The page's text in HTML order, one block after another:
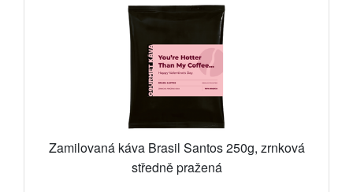
Zamilovaná káva Brasil Santos 250g, zrnková
středně pražená